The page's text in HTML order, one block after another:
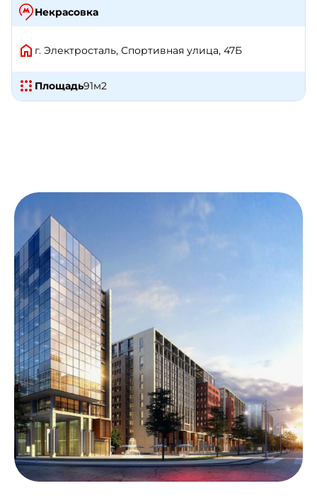
Некрасовка
г. Электросталь, Спортивная улица, 47Б
Площадь91м2